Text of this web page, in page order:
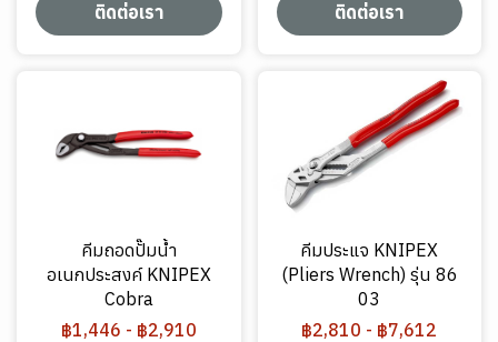
ติดต่อเรา ติดต่อเรา
คีมถอดปั๊มน้ำ
อเนกประสงค์ KNIPEX
Cobra
฿1,446 - ฿2,910
คีมประแจ KNIPEX
(Pliers Wrench) รุ่น 86
03
฿2,810 - ฿7,612